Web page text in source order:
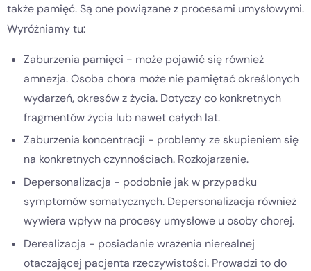
także pamięć. Są one powiązane z procesami umysłowymi.
Wyróżniamy tu:
Zaburzenia pamięci - może pojawić się również
amnezja. Osoba chora może nie pamiętać określonych
wydarzeń, okresów z życia. Dotyczy co konkretnych
fragmentów życia lub nawet całych lat.
Zaburzenia koncentracji - problemy ze skupieniem się
na konkretnych czynnościach. Rozkojarzenie.
Depersonalizacja - podobnie jak w przypadku
symptomów somatycznych. Depersonalizacja również
wywiera wpływ na procesy umysłowe u osoby chorej.
Derealizacja - posiadanie wrażenia nierealnej
otaczającej pacjenta rzeczywistości. Prowadzi to do